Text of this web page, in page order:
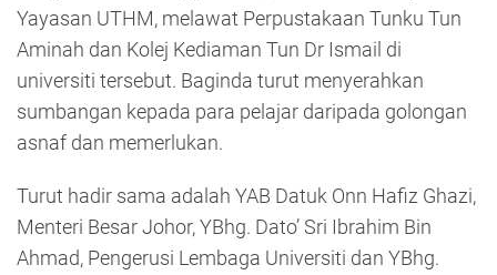
Yayasan UTHM, melawat Perpustakaan Tunku Tun
Aminah dan Kolej Kediaman Tun Dr Ismail di
universiti tersebut. Baginda turut menyerahkan
sumbangan kepada para pelajar daripada golongan
asnaf dan memerlukan.
Turut hadir sama adalah YAB Datuk Onn Hafiz Ghazi,
Menteri Besar Johor, YBhg. Dato’ Sri Ibrahim Bin
Ahmad, Pengerusi Lembaga Universiti dan YBhg.